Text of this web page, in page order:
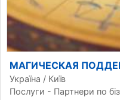
МАГИЧЕСКАЯ
Україна / Київ
Послуги - Партнери по